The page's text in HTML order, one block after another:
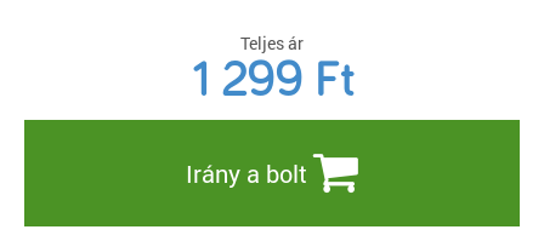
Teljes ár
1 299 Ft
Irány a bolt